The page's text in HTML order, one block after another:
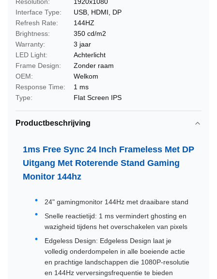
Interface Type:
USB, HDMI, DP
Refresh Rate:
144HZ
Brightness:
350 cd/m2
Warranty:
3 jaar
LED Light:
Achterlicht
Frame Design:
Zonder raam
OEM:
Welkom
Response Time:
1 ms
Type:
Flat Screen IPS
Productbeschrijving
1ms Free Sync 24 Inch Frameless Met DP
Uitgang Met Roterende Stand Gaming
Monitor 144hz
24" gamingmonitor 144Hz met draaibare stand
Snelle reactietijd: 1 ms vermindert ghosting en
wazigheid tijdens het overschakelen van pixels
Edgeless Design: Edgeless Design laat je
volledig onderdompelen in alle boeiende actie
en prachtige landschappen die 1080P-resolutie
en 144Hz verversingsfrequentie te bieden